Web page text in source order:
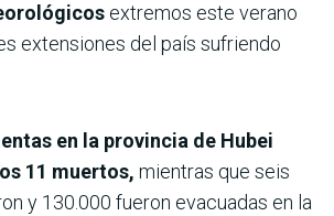
extremos este verano
extensiones del país sufriendo
en la provincia de Hubei
11 muertos, mientras que seis
y 130.000 fueron evacuadas en la